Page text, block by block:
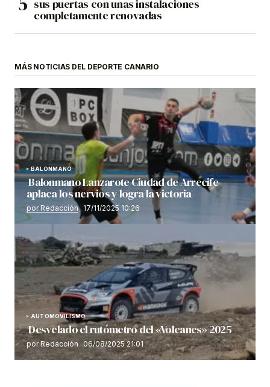
sus puertas con unas instalaciones
completamente renovadas
MÁS NOTICIAS DEL DEPORTE CANARIO
BALONMANO
Balonmano Lanzarote Ciudad de Arrecife
aplaca los nervios y logra la victoria
por Redacción 17/11/2025 10:26
AUTOMOVILISMO
Desvelado el rutómetro del «Volcanes» 2025
por Redacción 06/08/2025 21:01